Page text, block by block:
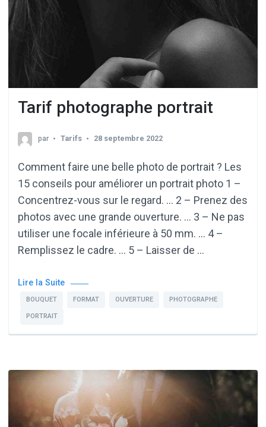
Tarif photographe portrait
par Tarifs 28 septembre 2022
Comment faire une belle photo de portrait ? Les
15 conseils pour améliorer un portrait photo 1 –
Concentrez-vous sur le regard. … 2 – Prenez des
photos avec une grande ouverture. … 3 – Ne pas
utiliser une focale inférieure à 50 mm. … 4 –
Remplissez le cadre. … 5 – Laisser de …
Lire la Suite
BOUQUET FORMAT OUVERTURE PHOTOGRAPHE
PORTRAIT